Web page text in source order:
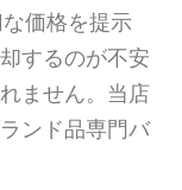
価格を提示
するのが不安
ません。当店
ンド品専門バ